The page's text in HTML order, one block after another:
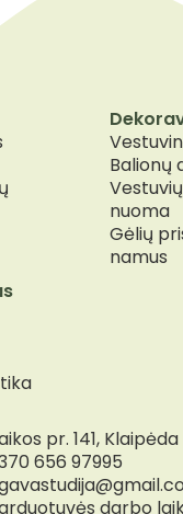
pr. 141,
656 97995
darbo
Balionų
nuoma
Gėlių
namus